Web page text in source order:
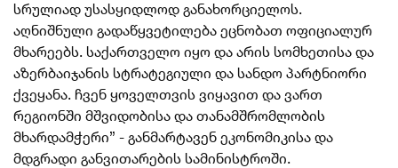
სრულიად უსასყიდლოდ განახორციელოს.
აღნიშნული გადაწყვეტილება ეცნობათ ოფიციალურ
მხარეებს. საქართველო იყო და არის სომხეთისა და
აზერბაიჯანის სტრატეგიული და სანდო პარტნიორი
ქვეყანა. ჩვენ ყოველთვის ვიყავით და ვართ
რეგიონში მშვიდობისა და თანამშრომლობის
მხარდამჭერი” - განმარტავენ ეკონომიკისა და
მდგრადი განვითარების სამინისტროში.